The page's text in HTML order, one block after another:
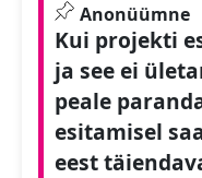
Anonüümne
Kui projekti
ja see ei
peale
esitamisel
eest